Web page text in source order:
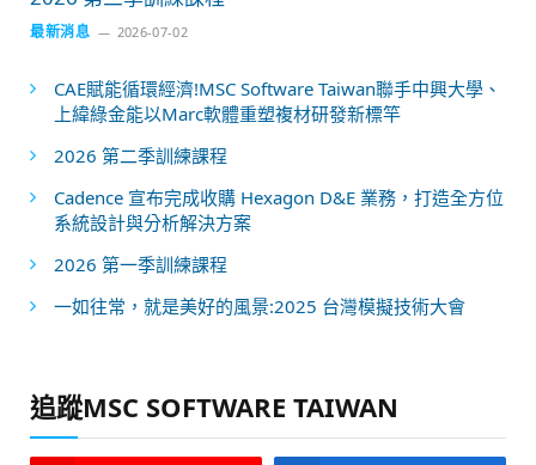
最新消息 2026-07-02
CAE賦能循環經濟!MSC Software Taiwan聯手中興大學、
上緯綠金能以Marc軟體重塑複材研發新標竿
2026 第二季訓練課程
Cadence 宣布完成收購 Hexagon D&E 業務，打造全方位
系統設計與分析解決方案
2026 第一季訓練課程
一如往常，就是美好的風景:2025 台灣模擬技術大會
追蹤MSC SOFTWARE TAIWAN